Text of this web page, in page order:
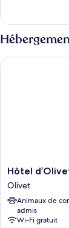
le
type
de
chambre
Chambre
Hôtel
d’Olivet
Orléans
Sud
Olivet
Hôtel
Olivet
Animaux de
admis
Wi-Fi gratuit
Hôtel d’Olivet